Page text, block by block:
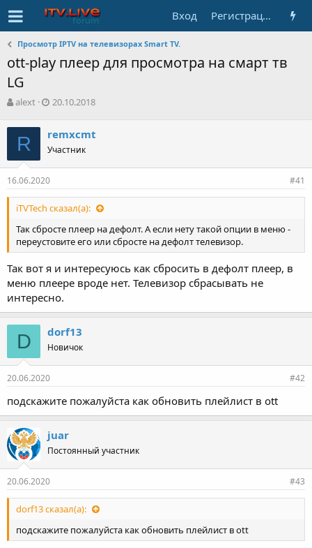
Вход Регистрация
Просмотр IPTV на телевизорах Smart TV.
ott-play плеер для просмотра на смарт тв
LG
А
т
о
р
т
е
ы
alext
Д
а
н
л
а
20.10.2018
R remxcmt
Участник
16.06.2020 #41
iTVTech сказал(а):
Так сбросте плеер на дефолт. А если нету такой опции в меню -
переустовите его или сбросте на дефолт телевизор.
Так вот я и интересуюсь как сбросить в дефолт плеер, в
меню плеере вроде нет. Телевизор сбрасывать не
интересно.
D dorf13
Новичок
20.06.2020 #42
подскажите пожалуйста как обновить плейлист в ott
juar
Постоянный участник
20.06.2020 #43
dorf13 сказал(а):
подскажите пожалуйста как обновить плейлист в ott